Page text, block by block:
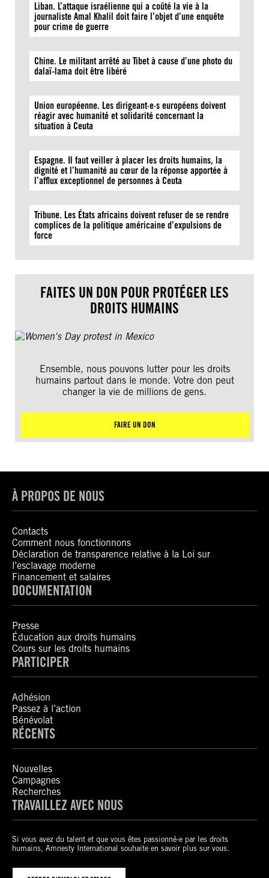
Liban. L’attaque israélienne qui a coûté la vie à la
journaliste Amal Khalil doit faire l’objet d’une enquête
pour crime de guerre
Chine. Le militant arrêté au Tibet à cause d’une photo du
dalaï-lama doit être libéré
Union européenne. Les dirigeant·e·s européens doivent
réagir avec humanité et solidarité concernant la
situation à Ceuta
Espagne. Il faut veiller à placer les droits humains, la
dignité et l’humanité au cœur de la réponse apportée à
l’afflux exceptionnel de personnes à Ceuta
Tribune. Les États africains doivent refuser de se rendre
complices de la politique américaine d’expulsions de
force
FAITES UN DON POUR PROTÉGER LES
DROITS HUMAINS
Ensemble, nous pouvons lutter pour les droits
humains partout dans le monde. Votre don peut
changer la vie de millions de gens.
FAIRE UN DON
À PROPOS DE NOUS
Contacts
Comment nous fonctionnons
Déclaration de transparence relative à la Loi sur
l’esclavage moderne
Financement et salaires
DOCUMENTATION
Presse
Éducation aux droits humains
Cours sur les droits humains
PARTICIPER
Adhésion
Passez à l’action
Bénévolat
RÉCENTS
Nouvelles
Campagnes
Recherches
TRAVAILLEZ AVEC NOUS
Si vous avez du talent et que vous êtes passionné-e par les droits
humains, Amnesty International souhaite en savoir plus sur vous.